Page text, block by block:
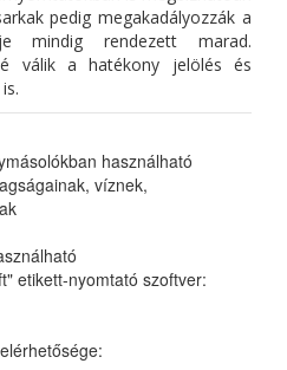
pedig megakadályozzák a
mindig rendezett marad.
válik a hatékony jelölés és
használható
víznek,
etikett-nyomtató szoftver: